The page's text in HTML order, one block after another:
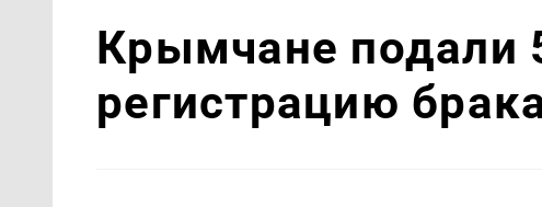
Крымчане подали
регистрацию